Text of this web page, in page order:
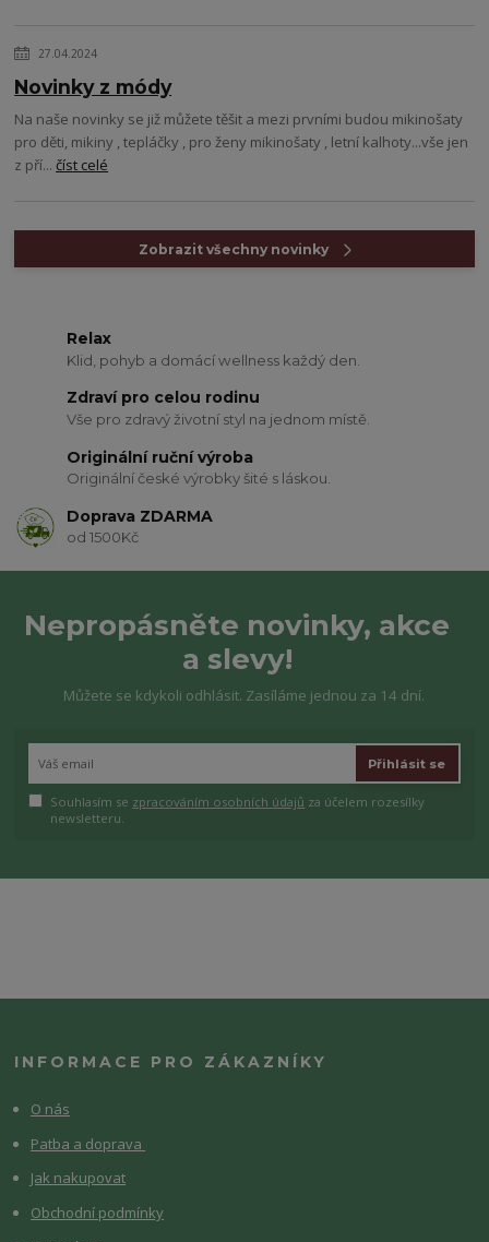
27.04.2024
Novinky z módy
Na naše novinky se již můžete těšit a mezi prvními budou mikinošaty
pro děti, mikiny , tepláčky , pro ženy mikinošaty , letní kalhoty...vše jen
z pří...číst celé
Zobrazit všechny novinky
Relax
Klid, pohyb a domácí wellness každý den.
Zdraví pro celou rodinu
Vše pro zdravý životní styl na jednom místě.
Originální ruční výroba
Originální české výrobky šité s láskou.
Doprava ZDARMA
od 1500Kč
Nepropásněte novinky, akce
a slevy!
Můžete se kdykoli odhlásit. Zasíláme jednou za 14 dní.
Přihlásit se
Souhlasím se zpracováním osobních údajů za účelem rozesílky
newsletteru.
INFORMACE PRO ZÁKAZNÍKY
O nás
Patba a doprava
Jak nakupovat
Obchodní podmínky